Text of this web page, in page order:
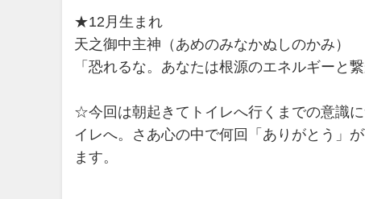
★12月生まれ
天之御中主神（あめのみなかぬしのかみ）
「恐れるな。あなたは根源のエネルギーと繋
☆今回は朝起きてトイレへ行くまでの意識
イレへ。さあ心の中で何回「ありがとう」
ます。